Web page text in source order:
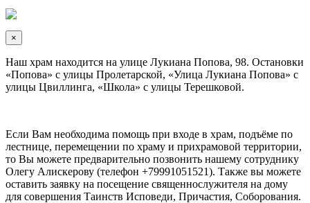
×
Наш храм находится на улице Лукиана Попова, 98. Остановки
«Попова» с улицы Пролетарской, «Улица Лукиана Попова» с
улицы Цвиллинга, «Школа» с улицы Терешковой.
Если Вам необходима помощь при входе в храм, подъёме по
лестнице, перемещении по храму и прихрамовой территории,
то Вы можете предварительно позвонить нашему сотруднику
Олегу Алискерову (телефон +79991051521). Также вы можете
оставить заявку на посещение священнослужителя на дому
для совершения Таинств Исповеди, Причастия, Соборования.